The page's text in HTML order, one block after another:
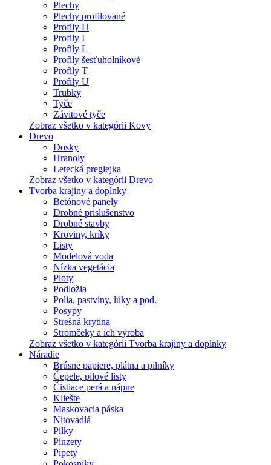
Plechy
Plechy profilované
Profily H
Profily I
Profily L
Profily šesťuholníkové
Profily T
Profily U
Trubky
Tyče
Závitové tyče
Zobraz všetko v kategórii Kovy
Drevo
Dosky
Hranoly
Letecká preglejka
Zobraz všetko v kategórii Drevo
Tvorba krajiny a doplnky
Betónové panely
Drobné príslušenstvo
Drobné stavby
Kroviny, kríky
Listy
Modelová voda
Nízka vegetácia
Ploty
Podložia
Polia, pastviny, lúky a pod.
Posypy
Strešná krytina
Stromčeky a ich výroba
Zobraz všetko v kategórii Tvorba krajiny a doplnky
Náradie
Brúsne papiere, plátna a pilníky
Čepele, pilové listy
Čistiace perá a nápne
Kliešte
Maskovacia páska
Nitovadlá
Pilky
Pinzety
Pipety